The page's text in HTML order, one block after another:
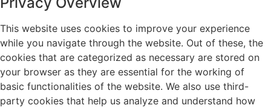
This website uses cookies to improve your experience
while you navigate through the website. Out of these, the
cookies that are categorized as necessary are stored on
your browser as they are essential for the working of
basic functionalities of the website. We also use third-
party cookies that help us analyze and understand how